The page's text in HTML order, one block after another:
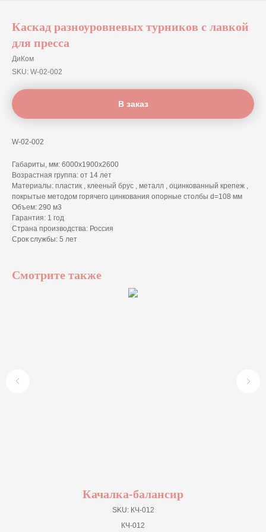
Каскад разноуровневых турников с лавкой
для пресса
ДиКом
SKU: W-02-002
В заказ
W-02-002
Габариты, мм: 6000х1900х2600
Возрастная группа: от 14 лет
Материалы: пластик , клееный брус , металл , оцинкованный крепеж ,
покрытые методом горячего цинкования опорные столбы d=108 мм
Объем: 290 м3
Гарантия: 1 год
Страна производства: Россия
Срок службы: 5 лет
Смотрите также
Качалка-балансир
SKU: КЧ-012
КЧ-012